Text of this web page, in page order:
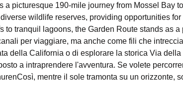
a picturesque 190-mile journey from Mossel Bay
wildlife reserves, providing opportunities
tranquil lagoons, the Garden Route stands as a
per viaggiare, ma anche come fili che
della California o di esplorare la storica Via
a intraprendere l'avventura. Se volete
Così, mentre il sole tramonta su un orizzonte,